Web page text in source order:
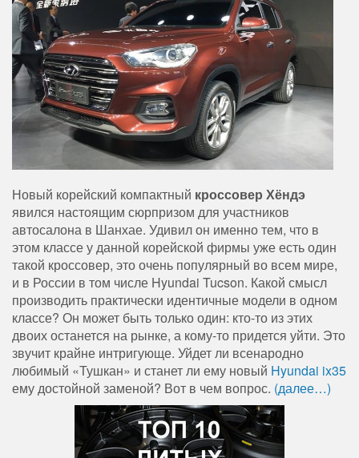
Новый корейский компактный кроссовер Хёндэ
явился настоящим сюрпризом для участников
автосалона в Шанхае. Удивил он именно тем, что в
этом классе у данной корейской фирмы уже есть один
такой кроссовер, это очень популярный во всем мире,
и в России в том числе Hyundai Tucson. Какой смысл
производить практически идентичные модели в одном
классе? Он может быть только один: кто-то из этих
двоих останется на рынке, а кому-то придется уйти. Это
звучит крайне интригующе. Уйдет ли всенародно
любимый «Тушкан» и станет ли ему новый Hyundai ix35
ему достойной заменой? Вот в чем вопрос. (далее…)